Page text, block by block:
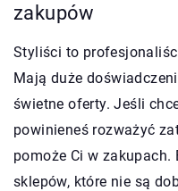
zakupów
Styliści to
Mają duże
świetne oferty. Jeśli
powinieneś rozważyć
pomoże Ci w zakupach.
sklepów, które nie są